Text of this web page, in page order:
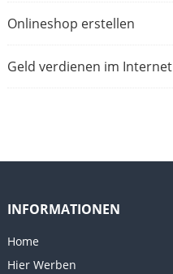
Onlineshop erstellen
Geld verdienen im Internet
INFORMATIONEN
Home
Hier Werben